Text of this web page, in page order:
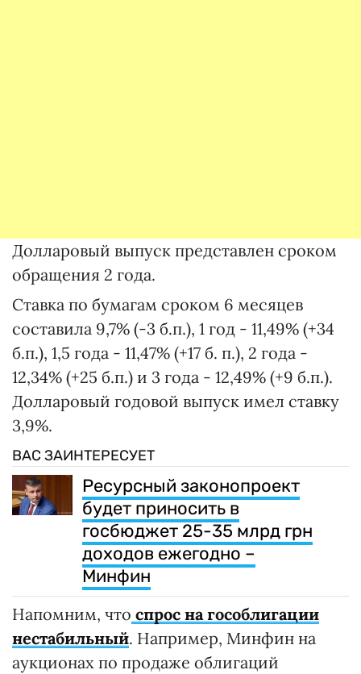
Долларовый выпуск представлен сроком
обращения 2 года.
Ставка по бумагам сроком 6 месяцев
составила 9,7% (-3 б.п.), 1 год - 11,49% (+34
б.п.), 1,5 года - 11,47% (+17 б. п.), 2 года -
12,34% (+25 б.п.) и 3 года - 12,49% (+9 б.п.).
Долларовый годовой выпуск имел ставку
3,9%.
ВАС ЗАИНТЕРЕСУЕТ
Ресурсный законопроект
будет приносить в
госбюджет 25-35 млрд грн
доходов ежегодно –
Минфин
Напомним, что спрос на гособлигации
нестабильный. Например, Минфин на
аукционах по продаже облигаций